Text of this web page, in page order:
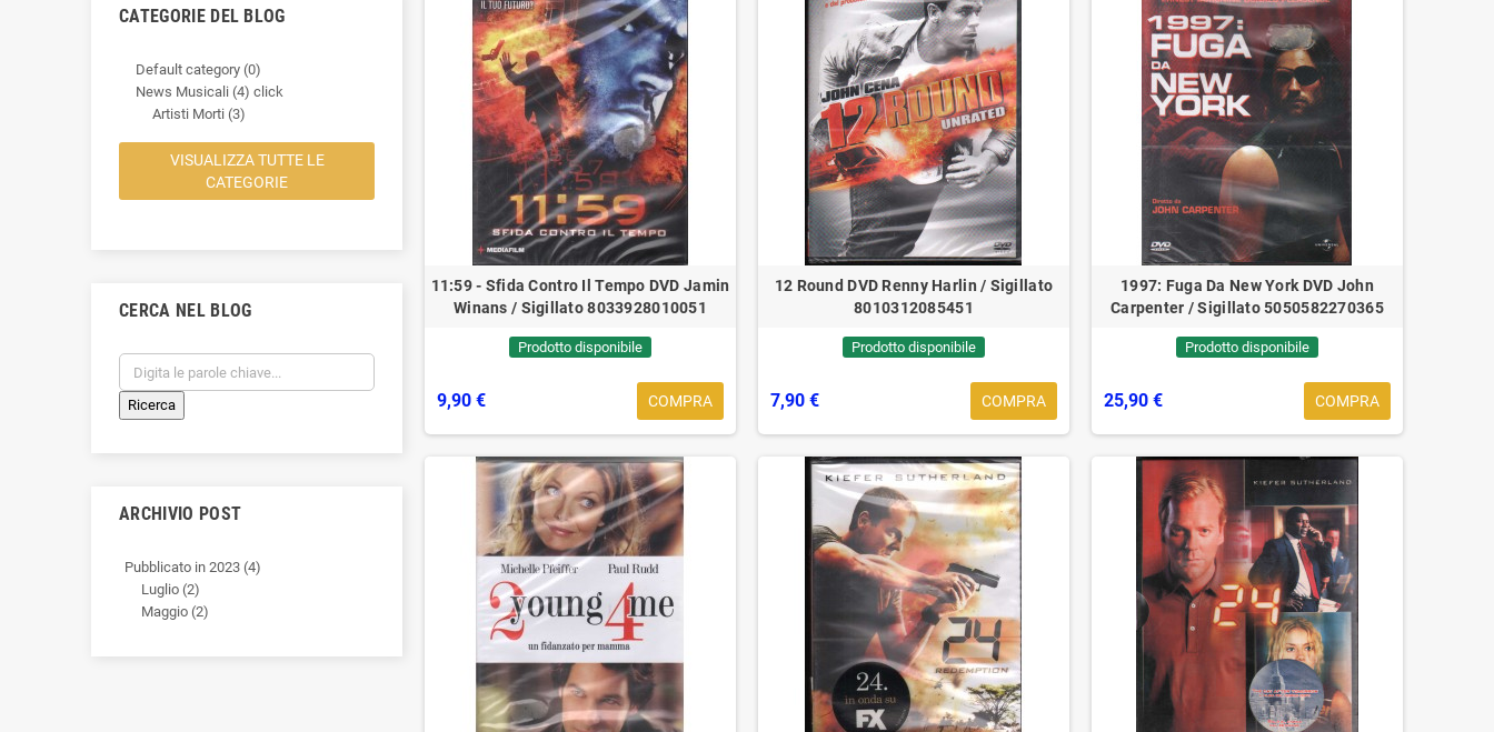
CATEGORIE DEL BLOG
Default category (0)
News Musicali (4) click
Artisti Morti (3)
VISUALIZZA TUTTE LE
CATEGORIE
CERCA NEL BLOG
ARCHIVIO POST
Pubblicato in 2023 (4)
Luglio (2)
Maggio (2)
11:59 - Sfida Contro Il Tempo DVD Jamin
Winans / Sigillato 8033928010051
Prodotto disponibile
9,90 € COMPRA
12 Round DVD Renny Harlin / Sigillato
8010312085451
Prodotto disponibile
7,90 € COMPRA
1997: Fuga Da New York DVD John
Carpenter / Sigillato 5050582270365
Prodotto disponibile
25,90 € COMPRA